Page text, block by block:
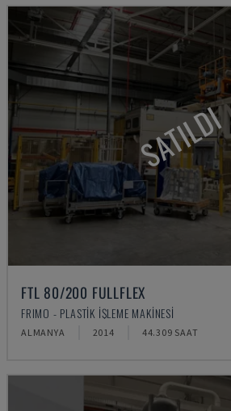
SATILDI
FTL 80/200 FULLFLEX
FRIMO - PLASTIK IŞLEME MAKINESI
ALMANYA 2014 44.309 SAAT